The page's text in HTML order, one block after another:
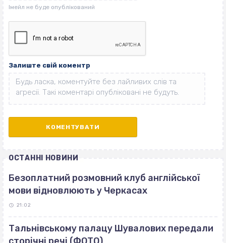
Залиште свій коментр
ОСТАННІ НОВИНИ
Безоплатний розмовний клуб англійської
мови відновлюють у Черкасах
21:02
Тальнівському палацу Шувалових передали